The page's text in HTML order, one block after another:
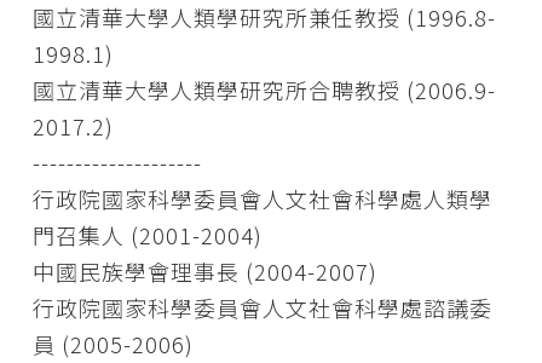
國立清華大學人類學研究所兼任教授 (1996.8-
1998.1)
國立清華大學人類學研究所合聘教授 (2006.9-
2017.2)
--------------------
行政院國家科學委員會人文社會科學處人類學
門召集人 (2001-2004)
中國民族學會理事長 (2004-2007)
行政院國家科學委員會人文社會科學處諮議委
員 (2005-2006)